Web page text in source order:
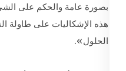
بصورة عامة والحكم على
هذه الإشكاليات على طاولة
الحلول».